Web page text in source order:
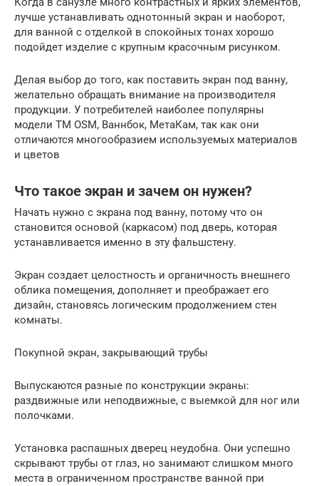
лучше устанавливать однотонный экран и наоборот,
для ванной с отделкой в спокойных тонах хорошо
подойдет изделие с крупным красочным рисунком.
Делая выбор до того, как поставить экран под ванну,
желательно обращать внимание на производителя
продукции. У потребителей наиболее популярны
модели ТМ OSM, Ваннбок, МетаКам, так как они
отличаются многообразием используемых материалов
и цветов
Что такое экран и зачем он нужен?
Начать нужно с экрана под ванну, потому что он
становится основой (каркасом) под дверь, которая
устанавливается именно в эту фальшстену.
Экран создает целостность и органичность внешнего
облика помещения, дополняет и преображает его
дизайн, становясь логическим продолжением стен
комнаты.
Покупной экран, закрывающий трубы
Выпускаются разные по конструкции экраны:
раздвижные или неподвижные, с выемкой для ног или
полочками.
Установка распашных дверец неудобна. Они успешно
скрывают трубы от глаз, но занимают слишком много
места в ограниченном пространстве ванной при